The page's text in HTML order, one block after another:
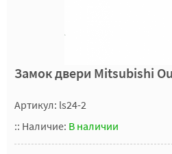
Замок двери Mitsubishi
Артикул: ls24-2
:: Наличие: В наличии